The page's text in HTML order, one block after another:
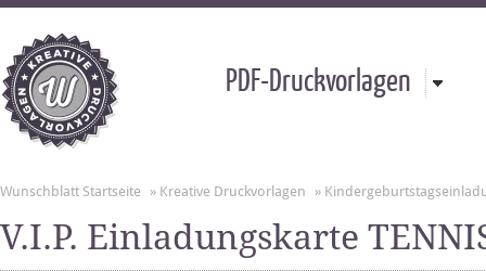
PDF-Druckvorlagen
Wunschblatt Startseite » Kreative Druckvorlagen »
V.I.P. Einladungskarte